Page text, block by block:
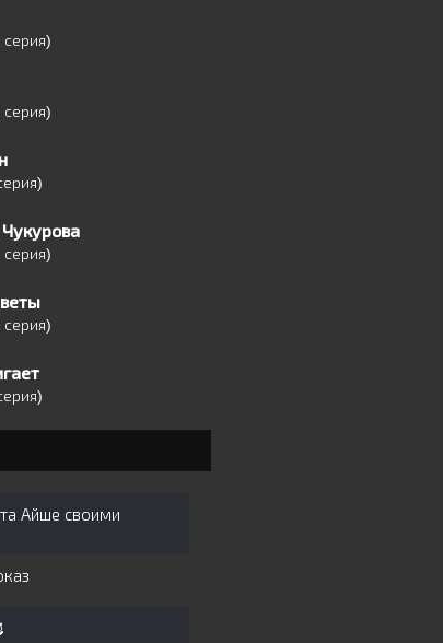
Айше своими